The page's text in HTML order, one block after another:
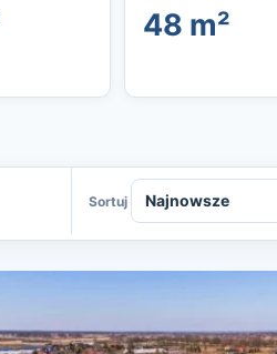
48 m²
Sortuj